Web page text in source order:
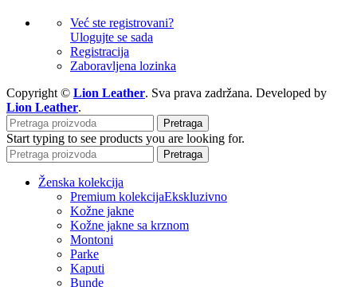
Već ste registrovani?
Ulogujte se sada
Registracija
Zaboravljena lozinka
Copyright © Lion Leather. Sva prava zadržana. Developed by
Lion Leather.
Pretraga
Start typing to see products you are looking for.
Pretraga
Ženska kolekcija
Premium kolekcijaEkskluzivno
Kožne jakne
Kožne jakne sa krznom
Montoni
Parke
Kaputi
Bunde